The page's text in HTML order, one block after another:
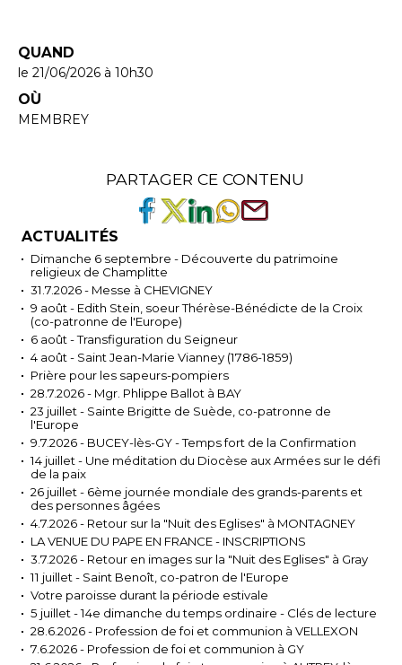
QUAND
le 21/06/2026 à 10h30
OÙ
MEMBREY
PARTAGER CE CONTENU
ACTUALITÉS
Dimanche 6 septembre - Découverte du patrimoine
religieux de Champlitte
31.7.2026 - Messe à CHEVIGNEY
9 août - Edith Stein, soeur Thérèse-Bénédicte de la Croix
(co-patronne de l'Europe)
6 août - Transfiguration du Seigneur
4 août - Saint Jean-Marie Vianney (1786-1859)
Prière pour les sapeurs-pompiers
28.7.2026 - Mgr. Phlippe Ballot à BAY
23 juillet - Sainte Brigitte de Suède, co-patronne de
l'Europe
9.7.2026 - BUCEY-lès-GY - Temps fort de la Confirmation
14 juillet - Une méditation du Diocèse aux Armées sur le défi
de la paix
26 juillet - 6ème journée mondiale des grands-parents et
des personnes âgées
4.7.2026 - Retour sur la "Nuit des Eglises" à MONTAGNEY
LA VENUE DU PAPE EN FRANCE - INSCRIPTIONS
3.7.2026 - Retour en images sur la "Nuit des Eglises" à Gray
11 juillet - Saint Benoît, co-patron de l'Europe
Votre paroisse durant la période estivale
5 juillet - 14e dimanche du temps ordinaire - Clés de lecture
28.6.2026 - Profession de foi et communion à VELLEXON
7.6.2026 - Profession de foi et communion à GY